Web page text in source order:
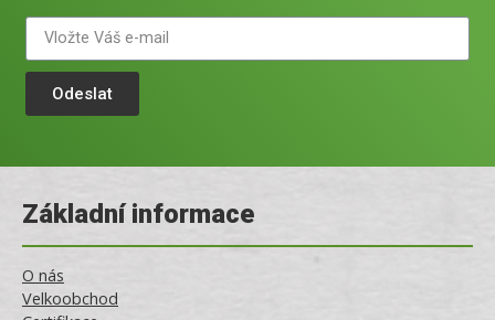
Odeslat
Základní informace
O nás
Velkoobchod